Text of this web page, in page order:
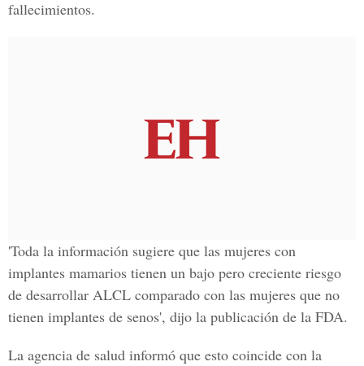
fallecimientos.
'Toda la información sugiere que las mujeres con
implantes mamarios tienen un bajo pero creciente riesgo
de desarrollar ALCL comparado con las mujeres que no
tienen implantes de senos', dijo la publicación de la FDA.
La agencia de salud informó que esto coincide con la